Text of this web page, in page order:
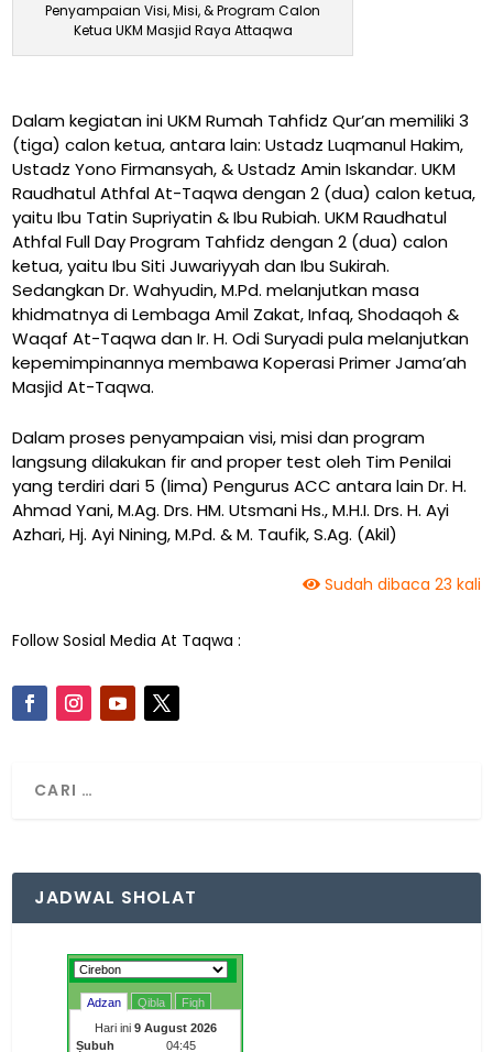
Penyampaian Visi, Misi, & Program Calon
Ketua UKM Masjid Raya Attaqwa
Dalam kegiatan ini UKM Rumah Tahfidz Qur’an memiliki 3
(tiga) calon ketua, antara lain: Ustadz Luqmanul Hakim,
Ustadz Yono Firmansyah, & Ustadz Amin Iskandar. UKM
Raudhatul Athfal At-Taqwa dengan 2 (dua) calon ketua,
yaitu Ibu Tatin Supriyatin & Ibu Rubiah. UKM Raudhatul
Athfal Full Day Program Tahfidz dengan 2 (dua) calon
ketua, yaitu Ibu Siti Juwariyyah dan Ibu Sukirah.
Sedangkan Dr. Wahyudin, M.Pd. melanjutkan masa
khidmatnya di Lembaga Amil Zakat, Infaq, Shodaqoh &
Waqaf At-Taqwa dan Ir. H. Odi Suryadi pula melanjutkan
kepemimpinannya membawa Koperasi Primer Jama’ah
Masjid At-Taqwa.
Dalam proses penyampaian visi, misi dan program
langsung dilakukan fir and proper test oleh Tim Penilai
yang terdiri dari 5 (lima) Pengurus ACC antara lain Dr. H.
Ahmad Yani, M.Ag. Drs. HM. Utsmani Hs., M.H.I. Drs. H. Ayi
Azhari, Hj. Ayi Nining, M.Pd. & M. Taufik, S.Ag. (Akil)
Sudah dibaca 23 kali
Follow Sosial Media At Taqwa :
JADWAL SHOLAT